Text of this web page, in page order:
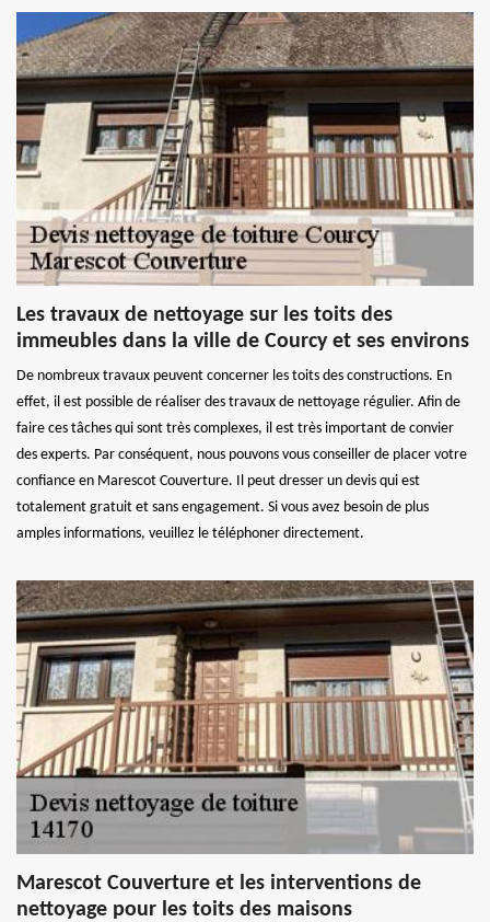
Les travaux de nettoyage sur les toits des
immeubles dans la ville de Courcy et ses environs
De nombreux travaux peuvent concerner les toits des constructions. En
effet, il est possible de réaliser des travaux de nettoyage régulier. Afin de
faire ces tâches qui sont très complexes, il est très important de convier
des experts. Par conséquent, nous pouvons vous conseiller de placer votre
confiance en Marescot Couverture. Il peut dresser un devis qui est
totalement gratuit et sans engagement. Si vous avez besoin de plus
amples informations, veuillez le téléphoner directement.
Marescot Couverture et les interventions de
nettoyage pour les toits des maisons